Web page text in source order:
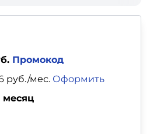
Промокод
месяц
руб./мес. Оформить